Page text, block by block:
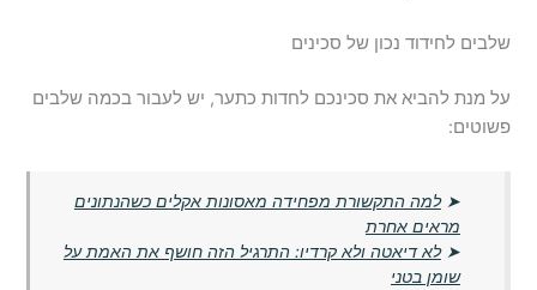
שלבים לחידוד נכון של סכינים
על מנת להביא את סכינכם לחדות כתער, יש לעבור בכמה שלבים
פשוטים:
➤למה התקשורת מפחידה מאסונות אקלים כשהנתונים
מראים אחרת
➤לא דיאטה ולא קרדיו: התרגיל הזה חושף את האמת על
שומן בטני